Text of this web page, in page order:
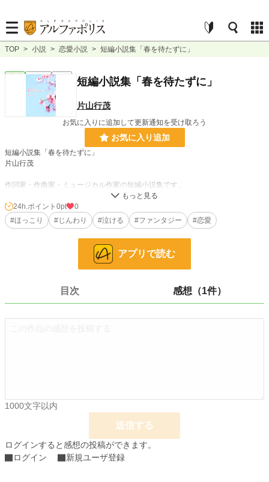
TOP > 小説 > 恋愛小説 > 短編小説集「春を待たずに」
連載中 短編小説集「春を待たずに」
片山行茂
お気に入りに追加して更新通知を受け取ろう
お気に入り追加
短編小説集「春を待たずに」
片山行茂
作詞家・作曲家・ミュージカル作家の短編小説集です。
朗読劇や朗読ミュージカルとして舞台でも発表しています。
「春を待たずに」
先立った愛しい人とは、いつでも心の中で逢えると信じて描いた物語
見覚えの無い部屋で目覚めた1人の男と側にいて優しく微笑む謎の女との恋愛ミ
トチって生き埋めにされてしまった女スパイ「レディゴルゴ」のサスペンスコメ
ブストーリー
小説 228,785 位 / 228,785 件
24h.ポイント 0pt
0
#ほっこり
#じんわり #泣ける #ファンタジー #恋愛
アプリで読む
目次 感想（1件）
1000文字以内
送信する
ログインすると感想の投稿ができます。
ログイン
新規ユーザ登録